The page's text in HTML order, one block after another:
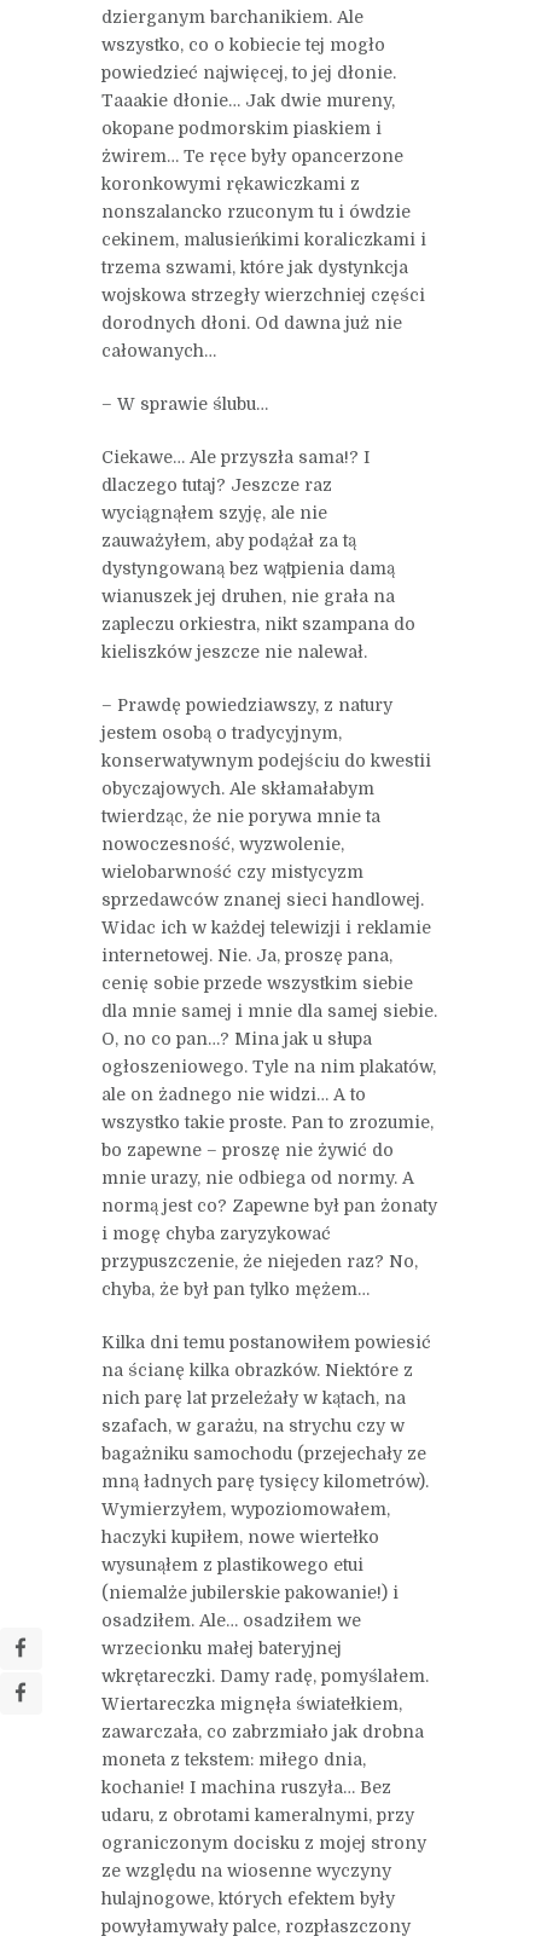
dzierganym barchanikiem. Ale
wszystko, co o kobiecie tej mogło
powiedzieć najwięcej, to jej dłonie.
Taaakie dłonie… Jak dwie mureny,
okopane podmorskim piaskiem i
żwirem… Te ręce były opancerzone
koronkowymi rękawiczkami z
nonszalancko rzuconym tu i ówdzie
cekinem, malusieńkimi koraliczkami i
trzema szwami, które jak dystynkcja
wojskowa strzegły wierzchniej części
dorodnych dłoni. Od dawna już nie
całowanych…
– W sprawie ślubu…
Ciekawe… Ale przyszła sama!? I
dlaczego tutaj? Jeszcze raz
wyciągnąłem szyję, ale nie
zauważyłem, aby podążał za tą
dystyngowaną bez wątpienia damą
wianuszek jej druhen, nie grała na
zapleczu orkiestra, nikt szampana do
kieliszków jeszcze nie nalewał.
– Prawdę powiedziawszy, z natury
jestem osobą o tradycyjnym,
konserwatywnym podejściu do kwestii
obyczajowych. Ale skłamałabym
twierdząc, że nie porywa mnie ta
nowoczesność, wyzwolenie,
wielobarwność czy mistycyzm
sprzedawców znanej sieci handlowej.
Widac ich w każdej telewizji i reklamie
internetowej. Nie. Ja, proszę pana,
cenię sobie przede wszystkim siebie
dla mnie samej i mnie dla samej siebie.
O, no co pan…? Mina jak u słupa
ogłoszeniowego. Tyle na nim plakatów,
ale on żadnego nie widzi… A to
wszystko takie proste. Pan to zrozumie,
bo zapewne – proszę nie żywić do
mnie urazy, nie odbiega od normy. A
normą jest co? Zapewne był pan żonaty
i mogę chyba zaryzykować
przypuszczenie, że niejeden raz? No,
chyba, że był pan tylko mężem…
Kilka dni temu postanowiłem powiesić
na ścianę kilka obrazków. Niektóre z
nich parę lat przeleżały w kątach, na
szafach, w garażu, na strychu czy w
bagażniku samochodu (przejechały ze
mną ładnych parę tysięcy kilometrów).
Wymierzyłem, wypoziomowałem,
haczyki kupiłem, nowe wiertełko
wysunąłem z plastikowego etui
(niemalże jubilerskie pakowanie!) i
osadziłem. Ale… osadziłem we
wrzecionku małej bateryjnej
wkrętareczki. Damy radę, pomyślałem.
Wiertareczka mignęła światełkiem,
zawarczała, co zabrzmiało jak drobna
moneta z tekstem: miłego dnia,
kochanie! I machina ruszyła… Bez
udaru, z obrotami kameralnymi, przy
ograniczonym docisku z mojej strony
ze względu na wiosenne wyczyny
hulajnogowe, których efektem były
powyłamywały palce, rozpłaszczony